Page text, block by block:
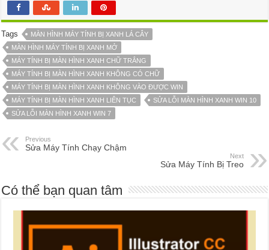
Tags
MÀN HÌNH MÁY TÍNH BỊ XANH LÁ CÂY
MÀN HÌNH MÁY TÍNH BỊ XANH MỞ
MÁY TÍNH BỊ MÀN HÌNH XANH CHỮ TRẮNG
MÁY TÍNH BỊ MÀN HÌNH XANH KHÔNG CÓ CHỮ
MÁY TÍNH BỊ MÀN HÌNH XANH KHÔNG VÀO ĐƯỢC WIN
MÁY TÍNH BỊ MÀN HÌNH XANH LIÊN TỤC
SỬA LỖI MÀN HÌNH XANH WIN 10
SỬA LỖI MÀN HÌNH XANH WIN 7
Previous
Sửa Máy Tính Chạy Chậm
Next
Sửa Máy Tính Bị Treo
Có thể bạn quan tâm